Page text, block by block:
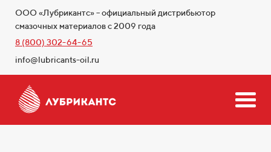
ООО «Лубрикантс» – официальный дистрибьютор
смазочных материалов с 2009 года
8 (800) 302-64-65
info@lubricants-oil.ru